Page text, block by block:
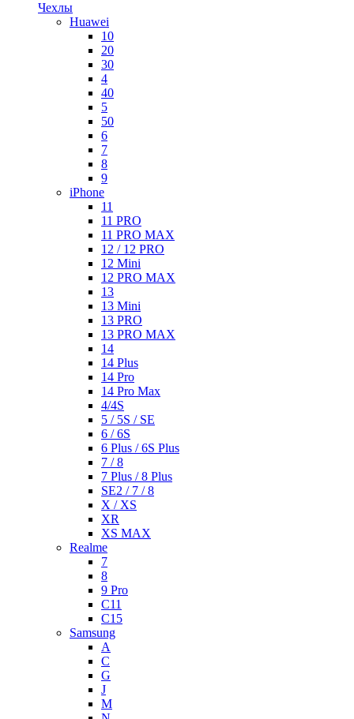
Чехлы
Huawei
10
20
30
4
40
5
50
6
7
8
9
iPhone
11
11 PRO
11 PRO MAX
12 / 12 PRO
12 Mini
12 PRO MAX
13
13 Mini
13 PRO
13 PRO MAX
14
14 Plus
14 Pro
14 Pro Max
4/4S
5 / 5S / SE
6 / 6S
6 Plus / 6S Plus
7 / 8
7 Plus / 8 Plus
SE2 / 7 / 8
X / XS
XR
XS MAX
Realme
7
8
9 Pro
C11
C15
Samsung
A
C
G
J
M